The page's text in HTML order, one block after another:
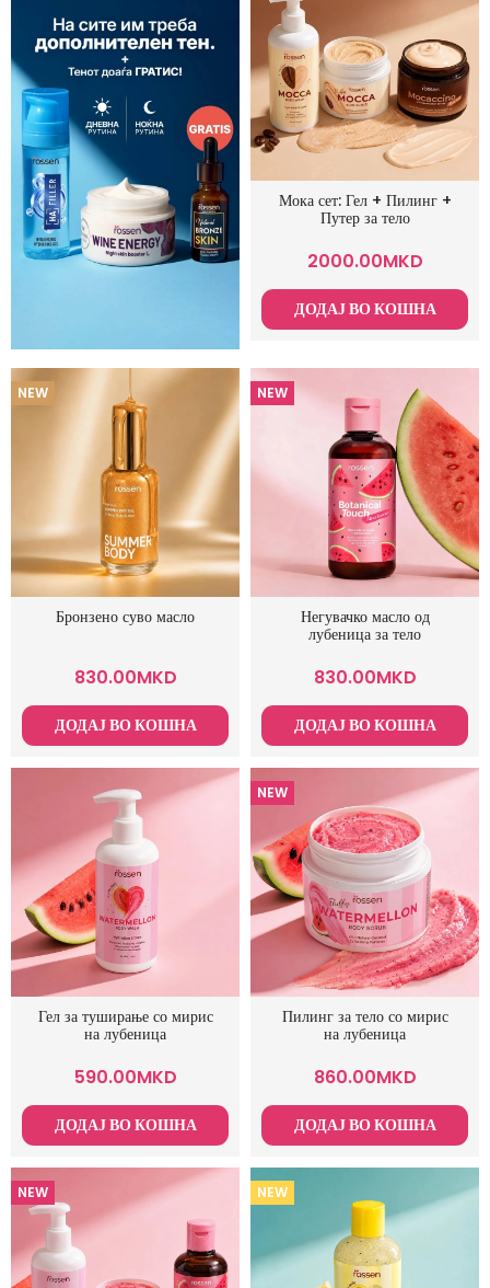
Мока сет: Гел + Пилинг +
Путер за тело
2000.00MKD
ДОДАЈ ВО КОШНА
NEW
Бронзено суво масло
830.00MKD
ДОДАЈ ВО КОШНА
NEW
Негувачко масло од
лубеница за тело
830.00MKD
ДОДАЈ ВО КОШНА
Гел за туширање со мирис
на лубеница
590.00MKD
ДОДАЈ ВО КОШНА
NEW
Пилинг за тело со мирис
на лубеница
860.00MKD
ДОДАЈ ВО КОШНА
NEW NEW